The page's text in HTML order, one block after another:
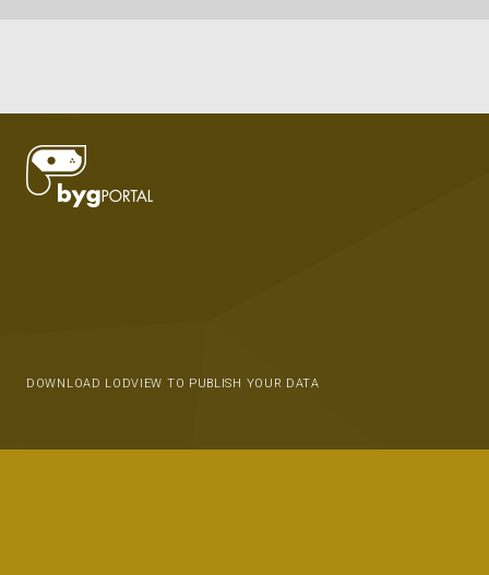
DOWNLOAD LODVIEW TO PUBLISH YOUR DATA